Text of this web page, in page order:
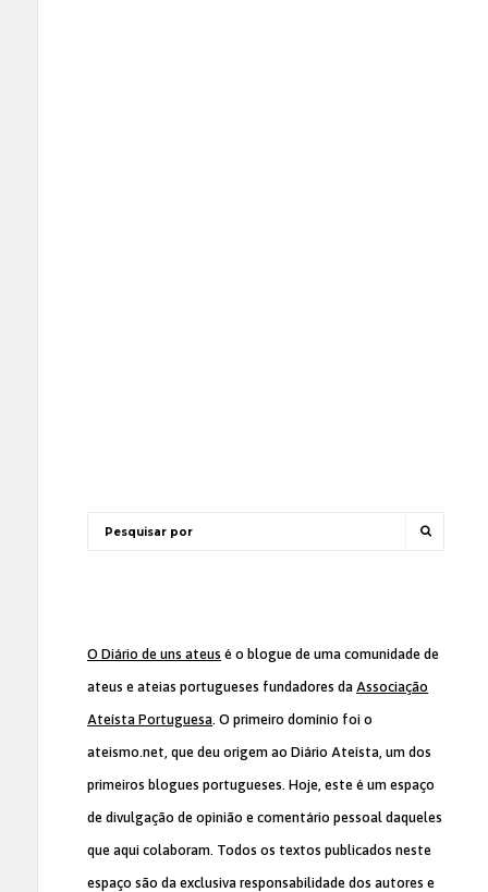
O Diário de uns ateus é o blogue de uma comunidade de
ateus e ateias portugueses fundadores da Associação
Ateísta Portuguesa. O primeiro domínio foi o
ateismo.net, que deu origem ao Diário Ateísta, um dos
primeiros blogues portugueses. Hoje, este é um espaço
de divulgação de opinião e comentário pessoal daqueles
que aqui colaboram. Todos os textos publicados neste
espaço são da exclusiva responsabilidade dos autores e